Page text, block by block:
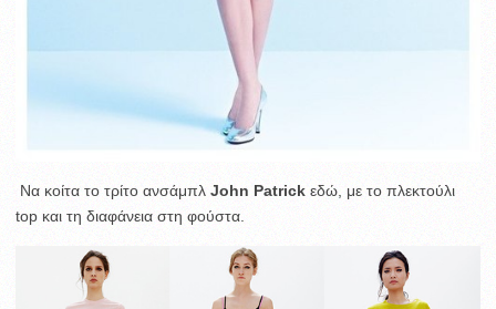
Να κοίτα το τρίτο ανσάμπλ John Patrick εδώ, με το πλεκτούλι
top και τη διαφάνεια στη φούστα.